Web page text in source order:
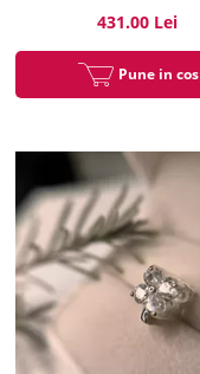
431.00 Lei
Pune in cos